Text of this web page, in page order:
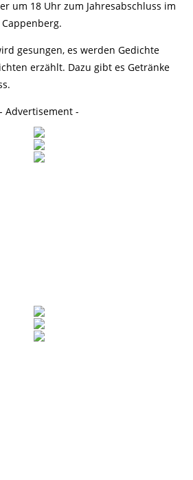
um 18 Uhr zum Jahresabschluss im
gesungen, es werden Gedichte
erzählt. Dazu gibt es Getränke
- Advertisement -